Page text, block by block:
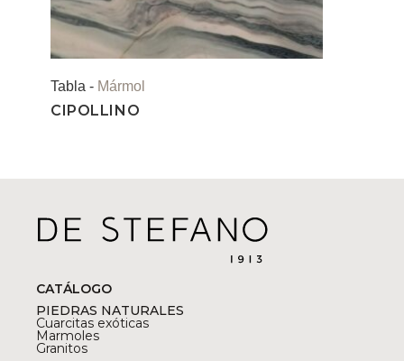
Tabla - Mármol
CIPOLLINO
CATÁLOGO
PIEDRAS NATURALES
Cuarcitas exóticas
Marmoles
Granitos